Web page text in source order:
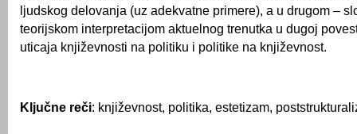
ljudskog delovanja (uz adekvatne primere), a u drugom –
teorijskom interpretacijom aktuelnog trenutka u dugoj
uticaja književnosti na politiku i politike na književnost.
Ključne reči: književnost, politika, estetizam,